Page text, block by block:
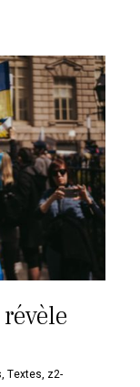
,Textes, z2-